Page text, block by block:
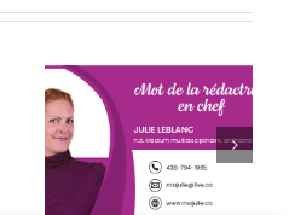
La maladie de Lyme